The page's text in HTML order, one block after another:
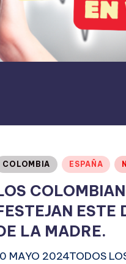
COLOMBIA ESPAÑA
ESTE
LA MADRE.
MAYO 2024TODOS